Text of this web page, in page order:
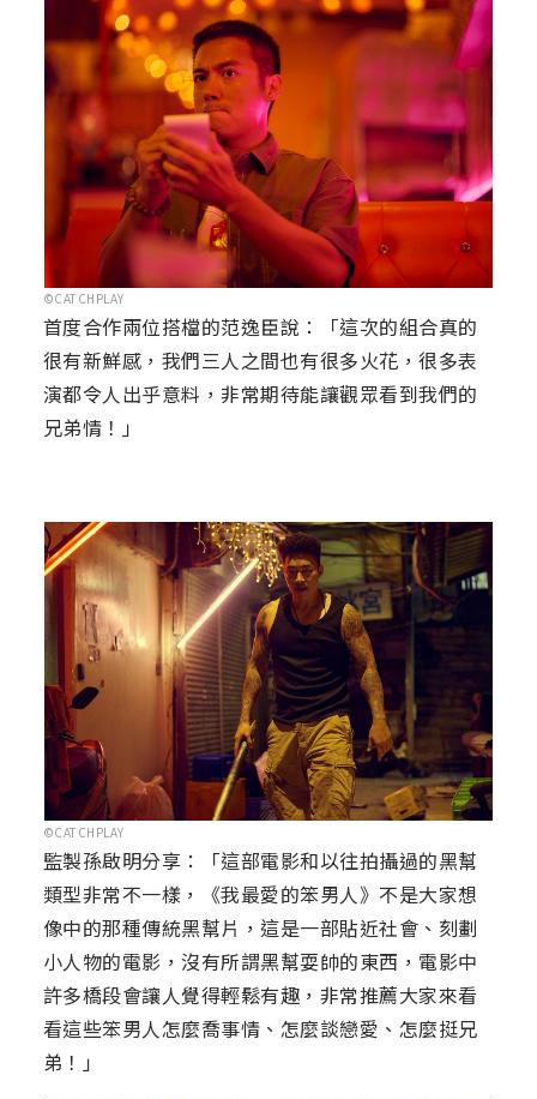
©CATCHPLAY
首度合作兩位搭檔的范逸臣說：「這次的組合真的
很有新鮮感，我們三人之間也有很多火花，很多表
演都令人出乎意料，非常期待能讓觀眾看到我們的
兄弟情！」
©CATCHPLAY
監製孫啟明分享：「這部電影和以往拍攝過的黑幫
類型非常不一樣，《我最愛的笨男人》不是大家想
像中的那種傳統黑幫片，這是一部貼近社會、刻劃
小人物的電影，沒有所謂黑幫耍帥的東西，電影中
許多橋段會讓人覺得輕鬆有趣，非常推薦大家來看
看這些笨男人怎麼喬事情、怎麼談戀愛、怎麼挺兄
弟！」